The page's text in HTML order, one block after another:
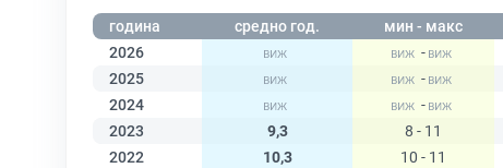
година средно год. мин - макс
2026
-
2025
-
2024
-
2023
9,3 8 - 11
2022
10,3 10 - 11